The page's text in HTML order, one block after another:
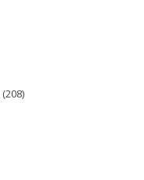
(208)